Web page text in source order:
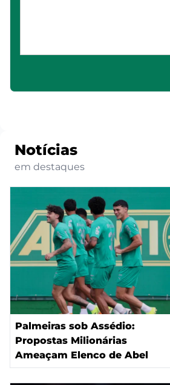
Notícias
em destaques
Palmeiras sob Assédio:
Propostas Milionárias
Ameaçam Elenco de Abel